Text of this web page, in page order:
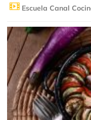
Escuela Canal